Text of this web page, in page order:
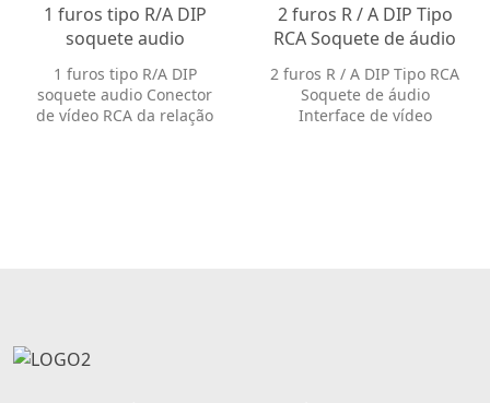
1 furos tipo R/A DIP
soquete audio
Conector de vídeo RCA
da relação de vídeo
RCA RCA-101-B-RA
1 furos tipo R/A DIP
soquete audio Conector
de vídeo RCA da relação
2 furos R / A DIP Tipo
RCA Soquete de áudio
Interface de vídeo
Conector RCA RCA-
201-WR-B-RA
2 furos R / A DIP Tipo RCA
Soquete de áudio
Interface de vídeo